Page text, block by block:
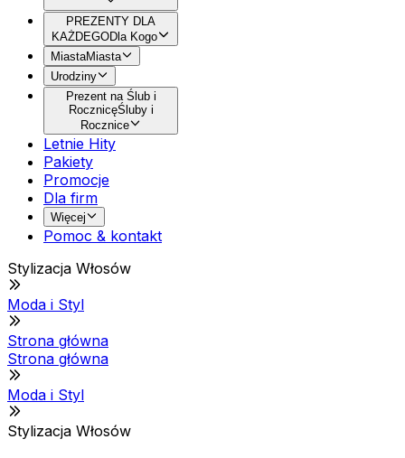
PREZENTY DLA
KAŻDEGODla Kogo
MiastaMiasta
Urodziny
Prezent na Ślub i
RocznicęŚluby i
Rocznice
Letnie Hity
Pakiety
Promocje
Dla firm
Więcej
Pomoc & kontakt
Stylizacja Włosów
Moda i Styl
Strona główna
Strona główna
Moda i Styl
Stylizacja Włosów